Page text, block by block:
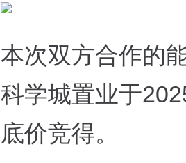
本次双方合作的
科学城置业于
底价竞得。